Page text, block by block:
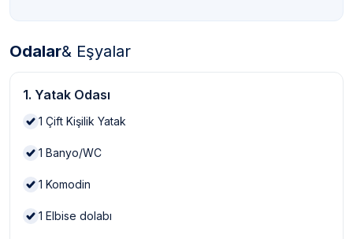
Odalar& Eşyalar
1. Yatak Odası
1 Çift Kişilik Yatak
1 Banyo/WC
1 Komodin
1 Elbise dolabı